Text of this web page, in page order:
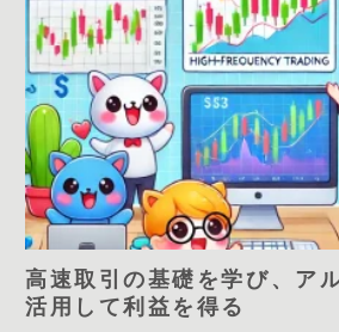
高速取引の基礎を学び、ア
活用して利益を得る